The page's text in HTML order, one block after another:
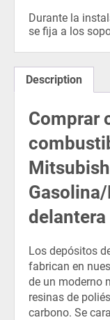
Durante la
se fija a los
Description
Comprar
delantera
Los depósitos
fabrican en
de un moderno
resinas de
carbono. Se